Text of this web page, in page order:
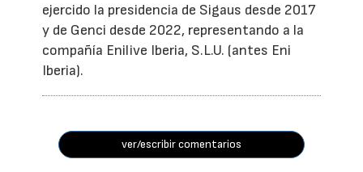
ejercido la presidencia de Sigaus desde 2017
y de Genci desde 2022, representando a la
compañía Enilive Iberia, S.L.U. (antes Eni
Iberia).
ver/escribir comentarios